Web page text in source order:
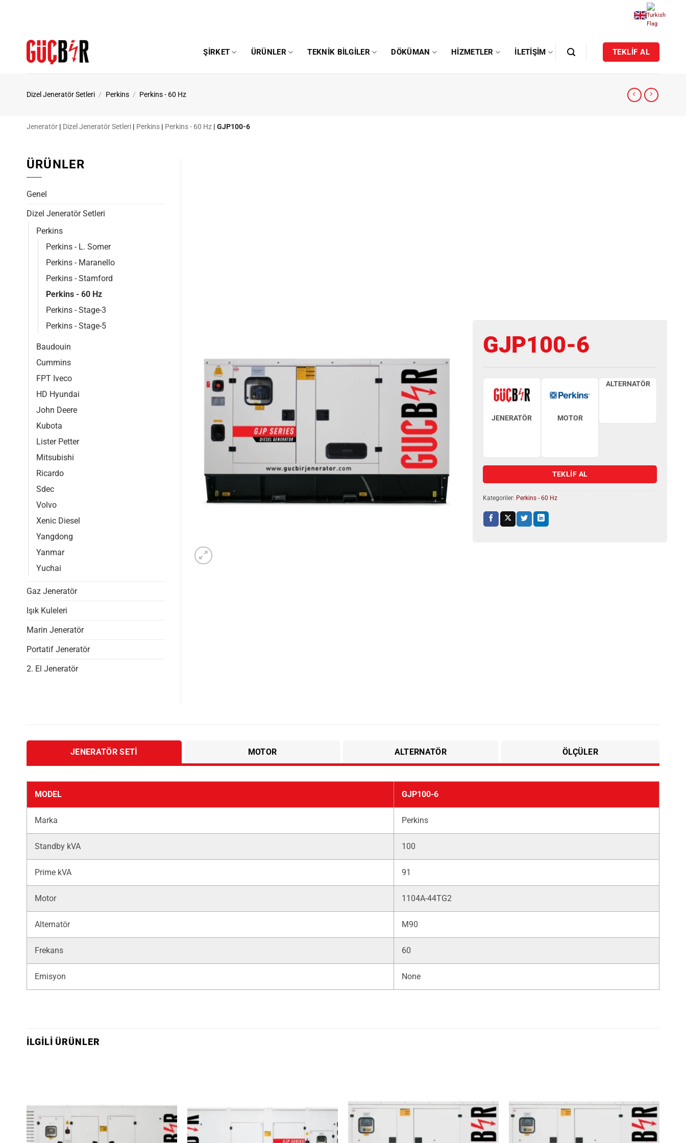
ŞIRKET ÜRÜNLER TEKNIK BILGILER DÖKÜMAN HIZMETLER İLETIŞIM TEKLİF AL
Dizel Jeneratör Setleri / Perkins / Perkins - 60 Hz
Jeneratör | Dizel Jeneratör Setleri | Perkins | Perkins - 60 Hz | GJP100-6
GJP100-6
JENERATÖR MOTOR
ALTERNATÖR
TEKLİF AL
Kategoriler: Perkins - 60 Hz
ÜRÜNLER
Genel
Dizel Jeneratör Setleri
Perkins
Perkins - L. Somer
Perkins - Maranello
Perkins - Stamford
Perkins - 60 Hz
Perkins - Stage-3
Perkins - Stage-5
Baudouin
Cummins
FPT Iveco
HD Hyundai
John Deere
Kubota
Lister Petter
Mitsubishi
Ricardo
Sdec
Volvo
Xenic Diesel
Yangdong
Yanmar
Yuchai
Gaz Jeneratör
Işık Kuleleri
Marin Jeneratör
Portatif Jeneratör
2. El Jeneratör
JENERATÖR SETI MOTOR ALTERNATÖR ÖLÇÜLER
MODEL GJP100-6
Marka Perkins
Standby kVA 100
Prime kVA 91
Motor 1104A-44TG2
Alternatör M90
Frekans 60
Emisyon None
İLGILI ÜRÜNLER